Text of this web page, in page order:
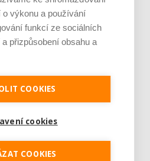
hormonům a ulevuj [...]
časem dopřát hormonům
ovoce, zelenina nebo
o výkonu a používání
funkcí ze sociálních
přizpůsobení obsahu a
COOKIES
cookies
COOKIES